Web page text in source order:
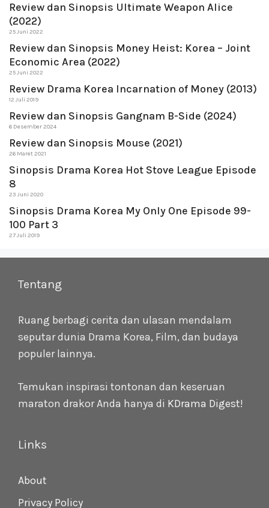
Review dan Sinopsis Ultimate Weapon Alice
(2022)
25 Juni 2022
Review dan Sinopsis Money Heist: Korea – Joint
Economic Area (2022)
25 Juni 2022
Review Drama Korea Incarnation of Money (2013)
12 Juli 2019
Review dan Sinopsis Gangnam B-Side (2024)
6 Desember 2024
Review dan Sinopsis Mouse (2021)
26 Maret 2021
Sinopsis Drama Korea Hot Stove League Episode
8
23 Juni 2020
Sinopsis Drama Korea My Only One Episode 99-
100 Part 3
27 Juli 2019
Tentang
Ruang berbagi cerita dan ulasan mendalam
seputar dunia Drama Korea, Film, dan budaya
populer lainnya.
Temukan inspirasi tontonan dan keseruan
maraton drakor Anda hanya di KDrama Digest!
Links
About
Privacy Policy